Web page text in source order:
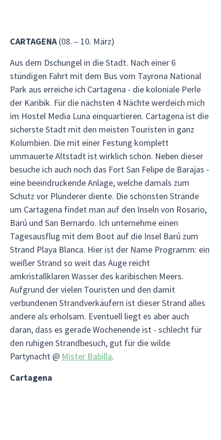
CARTAGENA(08. – 10. März)
Aus dem Dschungel in die Stadt. Nach einer 6
stündigen Fahrt mit dem Bus vom Tayrona National
Park aus erreiche ich Cartagena - die koloniale Perle
der Karibik. Für die nächsten 4 Nächte werdeich mich
im Hostel Media Luna einquartieren. Cartagena ist die
sicherste Stadt mit den meisten Touristen in ganz
Kolumbien. Die mit einer Festung komplett
ummauerte Altstadt ist wirklich schön. Neben dieser
besuche ich auch noch das Fort San Felipe de Barajas -
eine beeindruckende Anlage, welche damals zum
Schutz vor Plünderer diente. Die schönsten Strände
um Cartagena findet man auf den Inseln von Rosario,
Barú und San Bernardo. Ich unternehme einen
Tagesausflug mit dem Boot auf die Insel Barú zum
Strand Playa Blanca. Hier ist der Name Programm: ein
weißer Strand so weit das Auge reicht
amkristallklaren Wasser des karibischen Meers.
Aufgrund der vielen Touristen und den damit
verbundenen Strandverkäufern ist dieser Strand alles
andere als erholsam. Eventuell liegt es aber auch
daran, dass es gerade Wochenende ist - schlecht für
den ruhigen Strandbesuch, gut für die wilde
Partynacht @ Mister Babilla.
Cartagena